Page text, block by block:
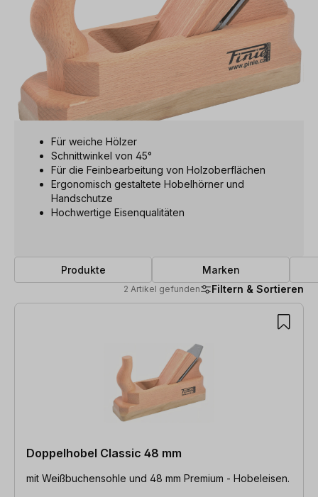
Für weiche Hölzer
Schnittwinkel von 45°
Für die Feinbearbeitung von Holzoberflächen
Ergonomisch gestaltete Hobelhörner und
Handschutze
Hochwertige Eisenqualitäten
Produkte Marken
2 Artikel gefunden Filtern & Sortieren
2 Artikel gefunden
Doppelhobel Classic 48 mm
mit Weißbuchensohle und 48 mm Premium - Hobeleisen.